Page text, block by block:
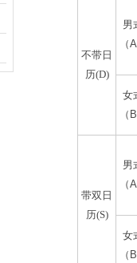
不带日
历(D)
男
（A
女
（ B
带双日
历(S)
男
（A
女
（ B